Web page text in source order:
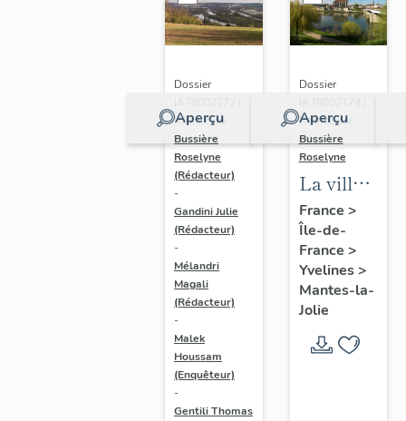
Aperçu
Dossier
Réalisé par
Bussière
Roselyne
(Rédacteur)
-
Gandini Julie
(Rédacteur)
-
Mélandri
Magali
(Rédacteur)
-
Malek
Houssam
(Enquêteur)
-
Gentili Thomas
Aperçu
Dossier
Réalisé par
Bussière
Roselyne
La ville
de
Mantes-
la-Jolie
France >
Île-de-
France >
Yvelines>
Mantes-la-
Jolie